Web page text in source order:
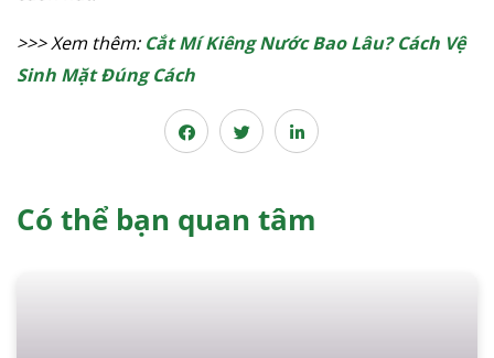
>>> Xem thêm: Cắt Mí Kiêng Nước Bao Lâu? Cách Vệ
Sinh Mặt Đúng Cách
Có thể bạn quan tâm